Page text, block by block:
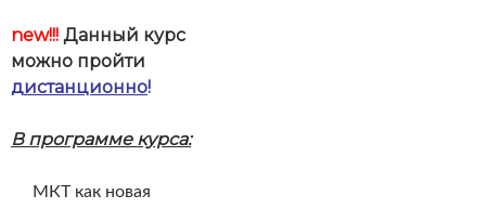
new!!! Данный курс
можно пройти
дистанционно!
В программе курса:
МКТ как новая